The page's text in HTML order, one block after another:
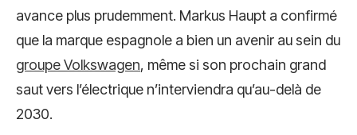
avance plus prudemment. Markus Haupt a confirmé
que la marque espagnole a bien un avenir au sein du
groupe Volkswagen, même si son prochain grand
saut vers l’électrique n’interviendra qu’au-delà de
2030.